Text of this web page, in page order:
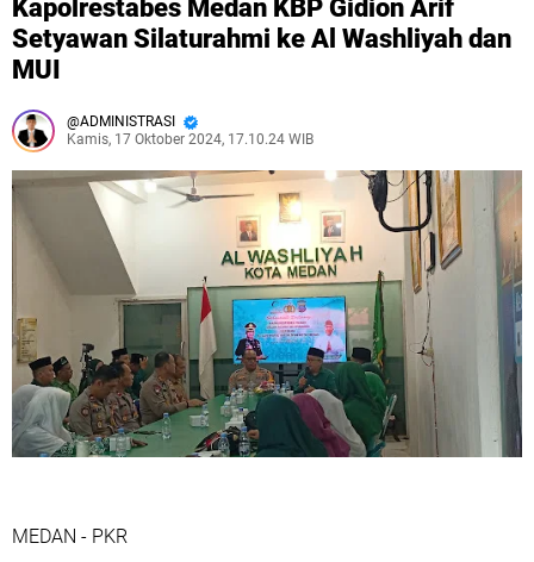
Kapolrestabes Medan KBP Gidion Arif
Setyawan Silaturahmi ke Al Washliyah dan
MUI
ADMINISTRASI
Kamis, 17 Oktober 2024, 17.10.24 WIB
MEDAN - PKR